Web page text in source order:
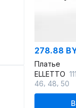
278.88
Платье
ELLETTO
46 48 50